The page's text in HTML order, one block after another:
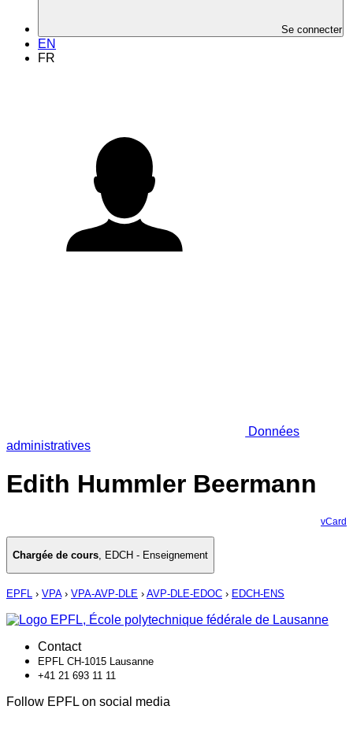
Se connecter
EN
FR
Données
administratives
Edith Hummler Beermann
vCard
Chargée de cours, EDCH - Enseignement
EPFL › VPA› VPA-AVP-DLE › AVP-DLE-EDOC › EDCH-ENS
Contact
EPFL CH-1015 Lausanne
+41 21 693 11 11
Follow EPFL on social media